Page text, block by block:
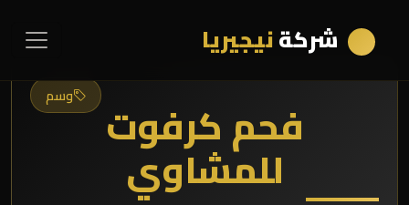
شركةنيجيريا
وسم فحم كرفوت
للمشاوي